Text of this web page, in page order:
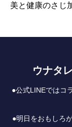
美と健康のさじ
ウナタ
●公式LINEではコ
●明日をおもしろ